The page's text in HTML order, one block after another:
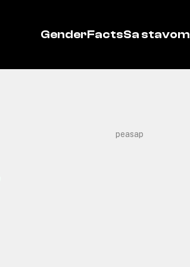
GenderFactsSa stavom
peasap